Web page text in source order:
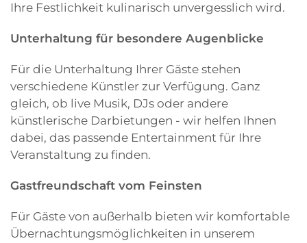
Ihre Festlichkeit kulinarisch unvergesslich wird.
Unterhaltung für besondere Augenblicke
Für die Unterhaltung Ihrer Gäste stehen
verschiedene Künstler zur Verfügung. Ganz
gleich, ob live Musik, DJs oder andere
künstlerische Darbietungen - wir helfen Ihnen
dabei, das passende Entertainment für Ihre
Veranstaltung zu finden.
Gastfreundschaft vom Feinsten
Für Gäste von außerhalb bieten wir komfortable
Übernachtungsmöglichkeiten in unserem